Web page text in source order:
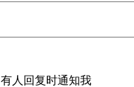
有人回复时通知我